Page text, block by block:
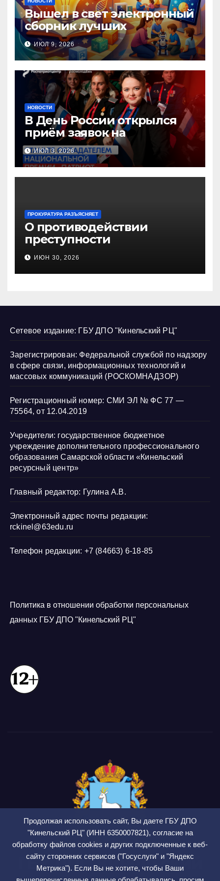
Продолжая использовать сайт, Вы даете ГБУ ДПО
"Кинельский РЦ" (ИНН 6350007821), согласие на
обработку файлов cookies и других подключенные к веб-
сайту сторонних сервисов ("Госуслуги" и "Яндекс
Метрика"). Если Вы не хотите, чтобы Ваши
Вышел в свет электронный
сборник лучших
инновационных практик
педагогов дошкольного
образования!
ИЮЛ 9, 2026
НОВОСТИ
В День России открылся
приём заявок на
Национальную премию
«Патриот»
ИЮЛ 3, 2026
ПРОКУРАТУРА РАЗЪЯСНЯЕТ
О противодействии
преступности
несовершеннолетних и
нарушению их прав
ИЮН 30, 2026
Сетевое издание: ГБУ ДПО "Кинельский РЦ"
Зарегистрирован: Федеральной службой по надзору
в сфере связи, информационных технологий и
массовых коммуникаций (РОСКОМНАДЗОР)
Регистрационный номер: СМИ ЭЛ № ФС 77 —
75564, от 12.04.2019
Учредители: государственное бюджетное
учреждение дополнительного профессионального
образования Самарской области «Кинельский
ресурсный центр»
Главный редактор: Гулина А.В.
Электронный адрес почты редакции:
rckinel@63edu.ru
Телефон редакции: +7 (84663) 6-18-85
Политика в отношении обработки персональных
данных ГБУ ДПО "Кинельский РЦ"
ГБУ ДПО Кинельский